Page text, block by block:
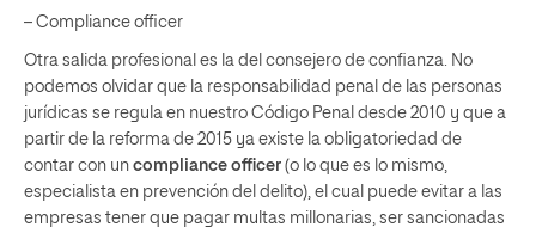
– Compliance officer
Otra salida profesional es la del consejero de confianza. No
podemos olvidar que la responsabilidad penal de las personas
jurídicas se regula en nuestro Código Penal desde 2010 y que a
partir de la reforma de 2015 ya existe la obligatoriedad de
contar con un compliance officer (o lo que es lo mismo,
especialista en prevención del delito), el cual puede evitar a las
empresas tener que pagar multas millonarias, ser sancionadas